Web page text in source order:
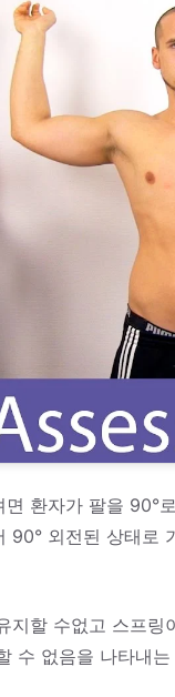
면 환자가 팔을 90°
90° 외전된 상태로
지할 수없고 스프
수 없음을 나타내